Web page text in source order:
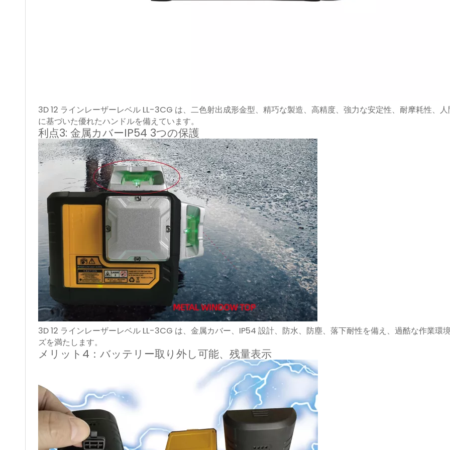
3D 12 ラインレーザーレベル LL-3CG は、二色射出成形金型、精巧な製造、高精度、強力な安定性、耐摩耗性、
に基づいた優れたハンドルを備えています。
利点3: 金属カバーIP54 3つの保護
3D 12 ラインレーザーレベル LL-3CG は、金属カバー、IP54 設計、防水、防塵、落下耐性を備え、過酷な作業環
ズを満たします。
メリット4：バッテリー取り外し可能、残量表示